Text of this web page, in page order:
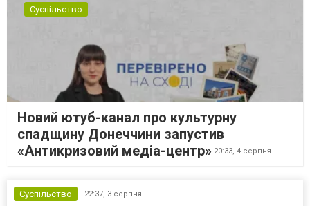
Суспільство
Новий ютуб-канал про культурну
спадщину Донеччини запустив
«Антикризовий медіа-центр» 20:33, 4 серпня
Суспільство 22:37, 3 серпня